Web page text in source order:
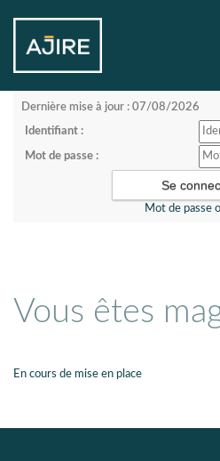
Dernière mise à jour : 07/08/2026
Identifiant :
Mot de passe :
Mot de passe
Vous êtes
En cours de mise en place